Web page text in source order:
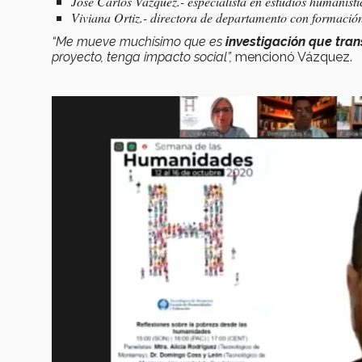
Viviana Ortiz.- directora de departamento con formación
“Me mueve muchísimo que es investigación que
proyecto, tenga impacto social”, mencionó Vázquez.